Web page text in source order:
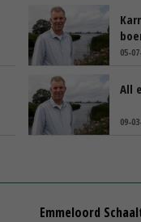
05-
All
09-
Emmeloord